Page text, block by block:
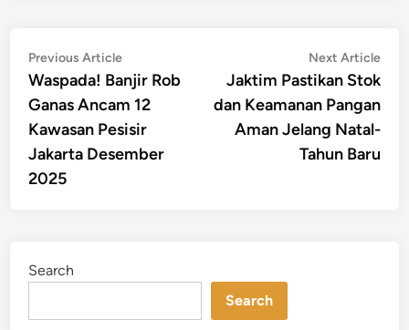
Post
navigation
Previous ArticlePrevious
article:
Waspada! Banjir Rob
Ganas Ancam 12
Kawasan Pesisir
Jakarta Desember
2025
Next Article
Jaktim Pastikan Stok
dan Keamanan Pangan
Aman Jelang Natal-
Tahun Baru
Search
Search